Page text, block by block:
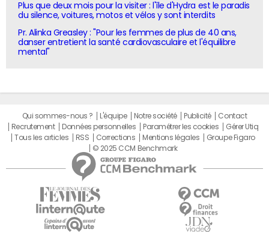
Plus que deux mois pour la visiter : l'île d'Hydra est le paradis
du silence, voitures, motos et vélos y sont interdits
Pr. Alinka Greasley : "Pour les femmes de plus de 40 ans,
danser entretient la santé cardiovasculaire et l'équilibre
mental"
Qui sommes-nous ? L'équipe Notre société Publicité
Contact
Recrutement
Données personnelles Paramétrer les cookies
Gérer Utiq
Tous les articles
RSS Corrections Mentions légales
Groupe Figaro
© 2025 CCM Benchmark